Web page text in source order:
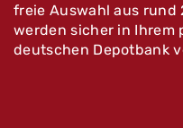
freie Auswahl aus rund
werden sicher in Ihrem
deutschen Depotbank